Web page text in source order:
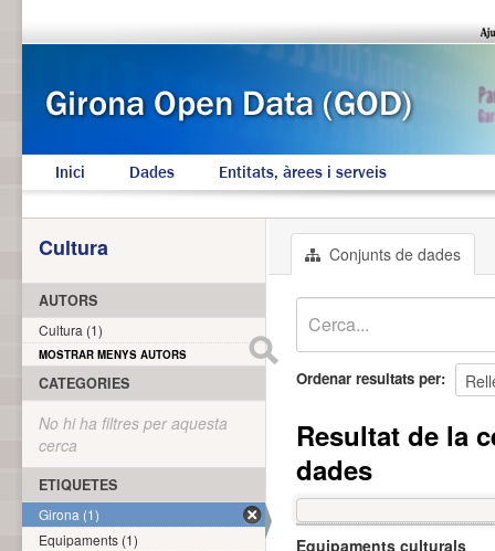
Inici Dades Entitats, àrees i serveis
Conjunts de dades
Ordenar resultats per
Resultat de la
dades
Equipaments culturals
Cultura
AUTORS
Cultura (1)
MOSTRAR MENYS AUTORS
CATEGORIES
No hi ha filtres per aquesta
cerca
ETIQUETES
Girona (1)
Equipaments (1)